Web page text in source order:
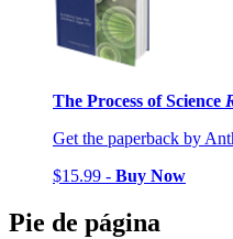
The Process of Science
Get the paperback by
$15.99 - Buy Now
Pie de página